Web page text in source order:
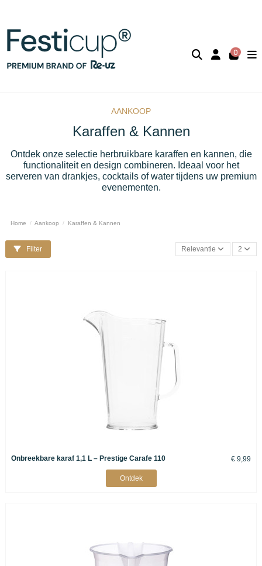
0
AANKOOP
Karaffen & Kannen
Ontdek onze selectie herbruikbare karaffen en kannen, die
functionaliteit en design combineren. Ideaal voor het
serveren van drankjes, cocktails of water tijdens uw premium
evenementen.
Home Aankoop Karaffen & Kannen
Filter Relevantie 2
Onbreekbare karaf 1,1 L – Prestige Carafe 110 € 9,99
Ontdek